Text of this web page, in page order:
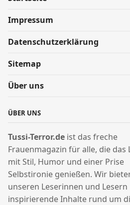
Impressum
Datenschutzerklärung
Sitemap
Über uns
ÜBER UNS
Tussi-Terror.de ist das freche
Frauenmagazin für alle, die das
mit Stil, Humor und einer Prise
Selbstironie genießen. Wir
unseren Leserinnen und Lesern
inspirierende Inhalte rund um